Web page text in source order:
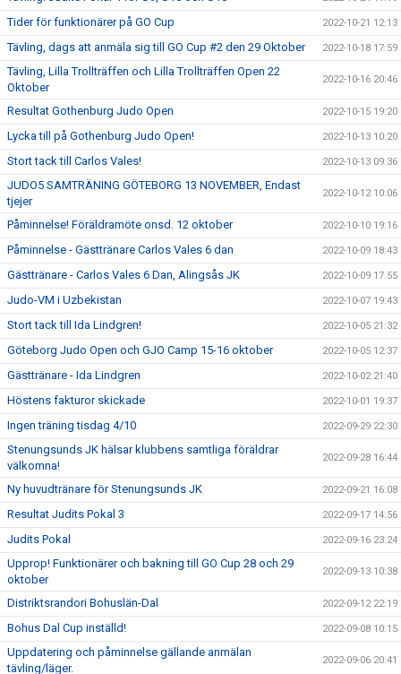
Tider för funktionärer på GO Cup 2022-10-21 12:13
Tävling, dags att anmäla sig till GO Cup #2 den 29 Oktober 2022-10-18 17:59
Tävling, Lilla Trollträffen och Lilla Trollträffen Open 22
Oktober
2022-10-16 20:46
Resultat Gothenburg Judo Open 2022-10-15 19:20
Lycka till på Gothenburg Judo Open! 2022-10-13 10:20
Stort tack till Carlos Vales! 2022-10-13 09:36
JUDO5 SAMTRÄNING GÖTEBORG 13 NOVEMBER, Endast
tjejer
2022-10-12 10:06
Påminnelse! Föräldramöte onsd. 12 oktober 2022-10-10 19:16
Påminnelse - Gästtränare Carlos Vales 6 dan 2022-10-09 18:43
Gästtränare - Carlos Vales 6 Dan, Alingsås JK 2022-10-09 17:55
Judo-VM i Uzbekistan 2022-10-07 19:43
Stort tack till Ida Lindgren! 2022-10-05 21:32
Göteborg Judo Open och GJO Camp 15-16 oktober 2022-10-05 12:37
Gästtränare - Ida Lindgren 2022-10-02 21:40
Höstens fakturor skickade 2022-10-01 19:37
Ingen träning tisdag 4/10 2022-09-29 22:30
Stenungsunds JK hälsar klubbens samtliga föräldrar
välkomna!
2022-09-28 16:44
Ny huvudtränare för Stenungsunds JK 2022-09-21 16:08
Resultat Judits Pokal 3 2022-09-17 14:56
Judits Pokal 2022-09-16 23:24
Upprop! Funktionärer och bakning till GO Cup 28 och 29
oktober
2022-09-13 10:38
Distriktsrandori Bohuslän-Dal 2022-09-12 22:19
Bohus Dal Cup inställd! 2022-09-08 10:15
Uppdatering och påminnelse gällande anmälan
tävling/läger.
2022-09-06 20:41